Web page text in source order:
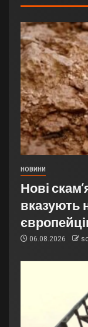
НОВИНИ
Нові
вказують
06.08.2026